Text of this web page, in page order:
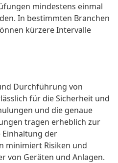
mindestens einmal
In bestimmten Branchen
kürzere Intervalle
Durchführung von
für die Sicherheit und
und die genaue
tragen erheblich zur
Einhaltung der
minimiert Risiken und
von Geräten und Anlagen.